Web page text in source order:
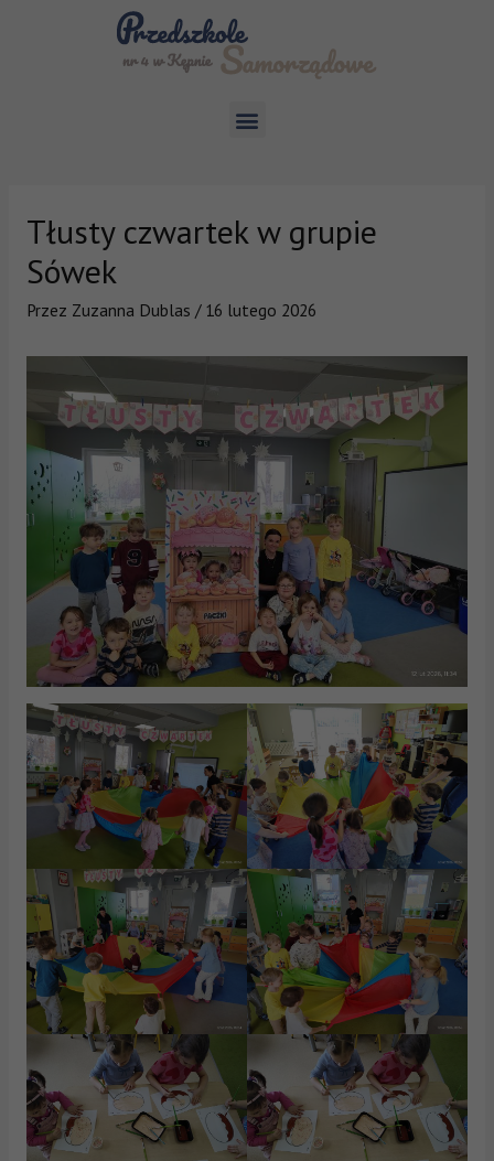
Tłusty czwartek w grupie
Sówek
Przez Zuzanna Dublas / 16 lutego 2026